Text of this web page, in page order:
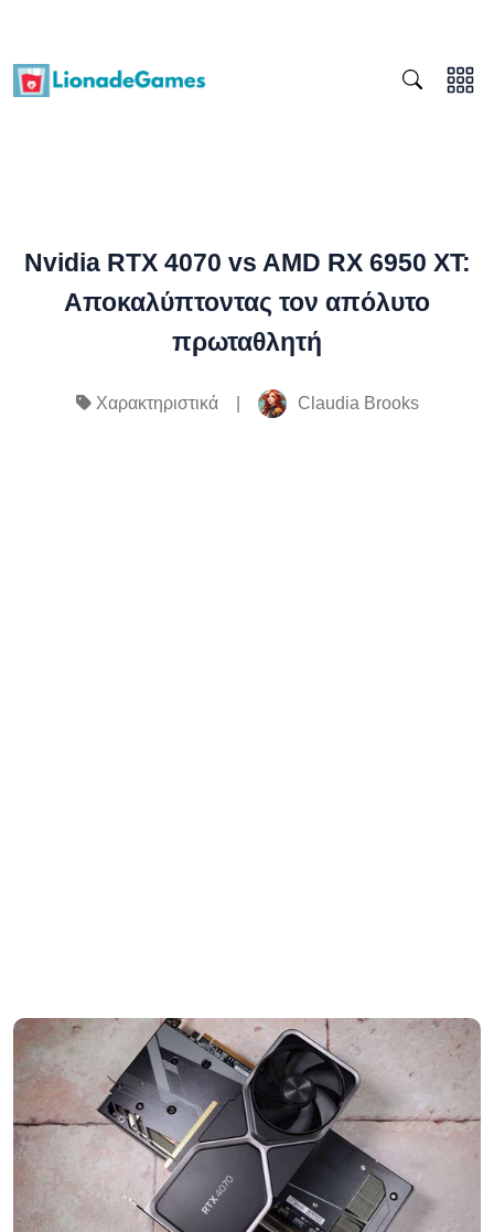
Nvidia RTX 4070 vs AMD RX 6950 XT:
Αποκαλύπτοντας τον απόλυτο
πρωταθλητή
Χαρακτηριστικά | Claudia Brooks